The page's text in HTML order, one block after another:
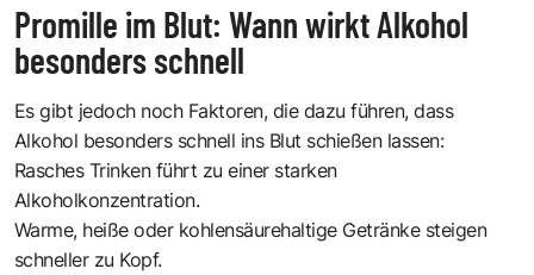
Promille im Blut: Wann wirkt Alkohol
besonders schnell
Es gibt jedoch noch Faktoren, die dazu führen, dass
Alkohol besonders schnell ins Blut schießen lassen:
Rasches Trinken führt zu einer starken
Alkoholkonzentration.
Warme, heiße oder kohlensäurehaltige Getränke steigen
schneller zu Kopf.